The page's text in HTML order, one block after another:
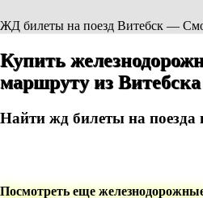
ЖД билеты на поезд Витебск —
Купить
маршруту из
Найти жд билеты на
Посмотреть еще